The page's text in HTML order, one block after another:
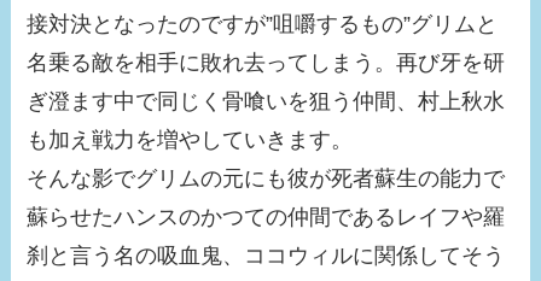
接対決となったのですが”咀嚼するもの”グリムと
名乗る敵を相手に敗れ去ってしまう。再び牙を研
ぎ澄ます中で同じく骨喰いを狙う仲間、村上秋水
も加え戦力を増やしていきます。
そんな影でグリムの元にも彼が死者蘇生の能力で
蘇らせたハンスのかつての仲間であるレイフや羅
刹と言う名の吸血鬼、ココウィルに関係してそう